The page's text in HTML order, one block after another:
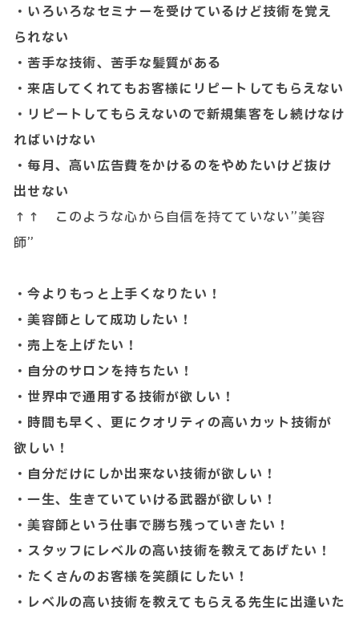
・いろいろなセミナーを受けているけど技術を覚え
られない
・苦手な技術、苦手な髪質がある
・来店してくれてもお客様にリピートしてもらえない
・リピートしてもらえないので新規集客をし続けなけ
ればいけない
・毎月、高い広告費をかけるのをやめたいけど抜け
出せない
↑↑ このような心から自信を持てていない”美容
師”
・今よりもっと上手くなりたい！
・美容師として成功したい！
・売上を上げたい！
・自分のサロンを持ちたい！
・世界中で通用する技術が欲しい！
・時間も早く、更にクオリティの高いカット技術が
欲しい！
・自分だけにしか出来ない技術が欲しい！
・一生、生きていていける武器が欲しい！
・美容師という仕事で勝ち残っていきたい！
・スタッフにレベルの高い技術を教えてあげたい！
・たくさんのお客様を笑顔にしたい！
・レベルの高い技術を教えてもらえる先生に出逢いた